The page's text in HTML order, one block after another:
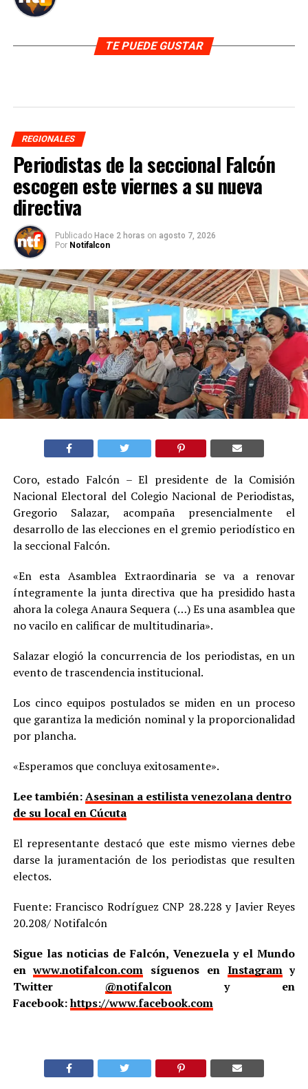
TE PUEDE GUSTAR
REGIONALES
Periodistas de la seccional Falcón
escogen este viernes a su nueva
directiva
Publicado Hace 2 horas on agosto 7, 2026
Por Notifalcon
Coro, estado Falcón – El presidente de la Comisión
Nacional Electoral del Colegio Nacional de Periodistas,
Gregorio Salazar, acompaña presencialmente el
desarrollo de las elecciones en el gremio periodístico en
la seccional Falcón.
«En esta Asamblea Extraordinaria se va a renovar
íntegramente la junta directiva que ha presidido hasta
ahora la colega Anaura Sequera (…) Es una asamblea que
no vacilo en calificar de multitudinaria».
Salazar elogió la concurrencia de los periodistas, en un
evento de trascendencia institucional.
Los cinco equipos postulados se miden en un proceso
que garantiza la medición nominal y la proporcionalidad
por plancha.
«Esperamos que concluya exitosamente».
Lee también:Asesinan a estilista venezolana dentro
de su local en Cúcuta
El representante destacó que este mismo viernes debe
darse la juramentación de los periodistas que resulten
electos.
Fuente: Francisco Rodríguez CNP 28.228 y Javier Reyes
20.208/ Notifalcón
Sigue las noticias de Falcón, Venezuela y el Mundo
enwww.notifalcon.com síguenos en Instagramy
Twitter @notifalcony en
Facebook:https://www.facebook.com